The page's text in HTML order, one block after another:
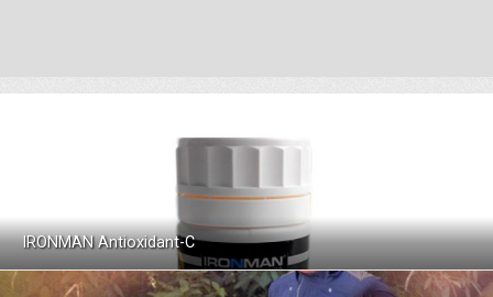
IRONMAN Antioxidant-C